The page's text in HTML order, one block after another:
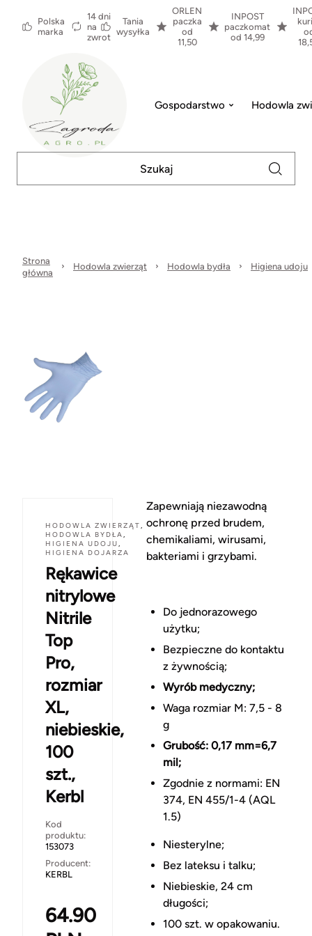
Polska
marka
14 dni
na
zwrot
Tania
wysyłka
ORLEN
paczka
od
11,50
INPOST
paczkomat
od 14,99
Gospodarstwo Hodowla
Strona
główna
Hodowla zwierząt Hodowla bydła Higiena udoju
HODOWLA ZWIERZĄT,
HODOWLA BYDŁA,
HIGIENA UDOJU,
HIGIENA DOJARZA
Rękawice
nitrylowe
Nitrile
Top
Pro,
rozmiar
XL,
niebieskie,
100
szt.,
Kerbl
Kod
produktu:
153073
Producent:
KERBL
64.90
Zapewniają niezawodną
ochronę przed brudem,
chemikaliami, wirusami,
bakteriami i grzybami.
Do jednorazowego
użytku;
Bezpieczne do kontaktu
z żywnością;
Wyrób medyczny;
Waga rozmiar M: 7,5 - 8
g
Grubość: 0,17 mm=6,7
mil;
Zgodnie z normami: EN
374, EN 455/1-4 (AQL
1.5)
Niesterylne;
Bez lateksu i talku;
Niebieskie, 24 cm
długości;
100 szt. w opakowaniu.